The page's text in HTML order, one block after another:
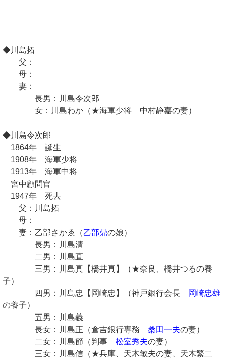
◆川島拓
父：
母：
妻：
長男：川島令次郎
女：川島わか（★海軍少将 中村静嘉の妻）
◆川島令次郎
1864年 誕生
1908年 海軍少将
1913年 海軍中将
宮中顧問官
1947年 死去
父：川島拓
母：
妻：乙部さかゑ（乙部鼎の娘）
長男：川島清
二男：川島直
三男：川島真【橋井真】（★奈良、橋井つるの養
子）
四男：川島忠【岡崎忠】（神戸銀行会長
岡崎忠雄
の養子）
五男：川島義
長女：川島正（倉吉銀行専務 桑田一夫の妻）
二女：川島節（判事 松室秀夫の妻）
三女：川島信（★兵庫、天木敏夫の妻、天木繁二